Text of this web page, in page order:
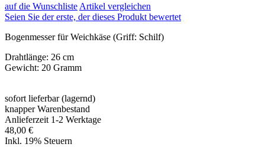
auf die Wunschliste Artikel vergleichen
Seien Sie der erste, der dieses Produkt bewertet
Bogenmesser für Weichkäse (Griff: Schilf)
Drahtlänge: 26 cm
Gewicht: 20 Gramm
sofort lieferbar (lagernd)
knapper Warenbestand
Anlieferzeit 1-2 Werktage
48,00 €
Inkl. 19% Steuern